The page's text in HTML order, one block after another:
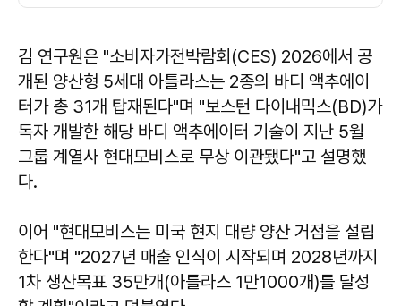
김 연구원은 "소비자가전박람회(CES) 2026에서 공
개된 양산형 5세대 아틀라스는 2종의 바디 액추에이
터가 총 31개 탑재된다"며 "보스턴 다이내믹스(BD)가
독자 개발한 해당 바디 액추에이터 기술이 지난 5월
그룹 계열사 현대모비스로 무상 이관됐다"고 설명했
다.
이어 "현대모비스는 미국 현지 대량 양산 거점을 설립
한다"며 "2027년 매출 인식이 시작되며 2028년까지
1차 생산목표 35만개(아틀라스 1만1000개)를 달성